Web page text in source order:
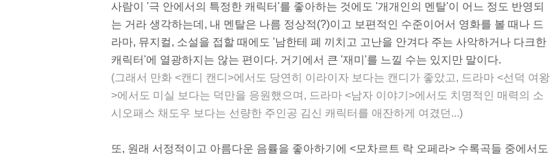
사람이 '극 안에서의 특정한 캐릭터'를 좋아하는 것에도 '개개인의 멘탈'이 어느 정도 반영되
는 거라 생각하는데, 내 멘탈은 나름 정상적(?)이고 보편적인 수준이어서 영화를 볼 때나 드
라마, 뮤지컬, 소설을 접할 때에도 '남한테 폐 끼치고 고난을 안겨다 주는 사악하거나 다크한
캐릭터'에 열광하지는 않는 편이다. 거기에서 큰 '재미'를 느낄 수는 있지만 말이다.
(그래서 만화 <캔디 캔디>에서도 당연히 이라이자 보다는 캔디가 좋았고, 드라마 <선덕 여왕
>에서도 미실 보다는 덕만을 응원했으며, 드라마 <남자 이야기>에서도 치명적인 매력의 소
시오패스 채도우 보다는 선량한 주인공 김신 캐릭터를 애잔하게 여겼던...)
또, 원래 서정적이고 아름다운 음률을 좋아하기에 <모차르트 락 오페라> 수록곡들 중에서도